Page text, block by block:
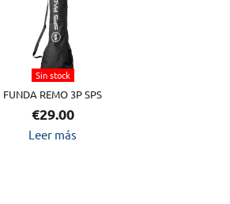
Sin stock
FUNDA REMO 3P SPS
€29.00
Leer más